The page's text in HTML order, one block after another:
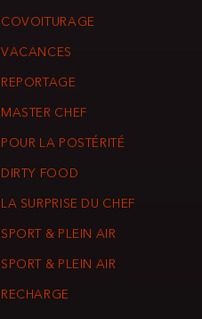
COVOITURAGE
VACANCES
REPORTAGE
MASTER CHEF
POUR LA POSTÉRITÉ
DIRTY FOOD
LA SURPRISE DU CHEF
SPORT & PLEIN AIR
SPORT & PLEIN AIR
RECHARGE